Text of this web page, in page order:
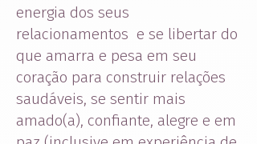
energia dos seus
relacionamentos e se libertar do
que amarra e pesa em seu
coração para construir relações
saudáveis, se sentir mais
amado(a), confiante, alegre e em